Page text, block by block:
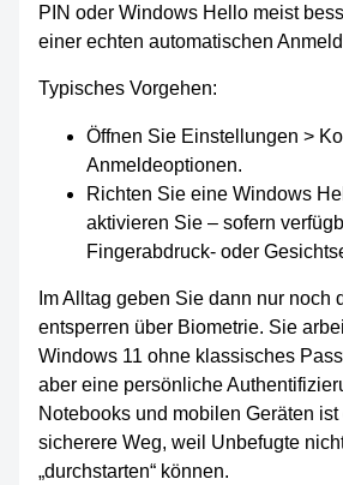
PIN oder Windows Hello meist
einer echten automatischen
Typisches Vorgehen:
Öffnen Sie Einstellungen >
Anmeldeoptionen.
Richten Sie eine Windows
aktivieren Sie – sofern
Fingerabdruck- oder
Im Alltag geben Sie dann nur noch
entsperren über Biometrie. Sie
Windows 11 ohne klassisches
aber eine persönliche
Notebooks und mobilen Geräten
sicherere Weg, weil Unbefugte
„durchstarten“ können.